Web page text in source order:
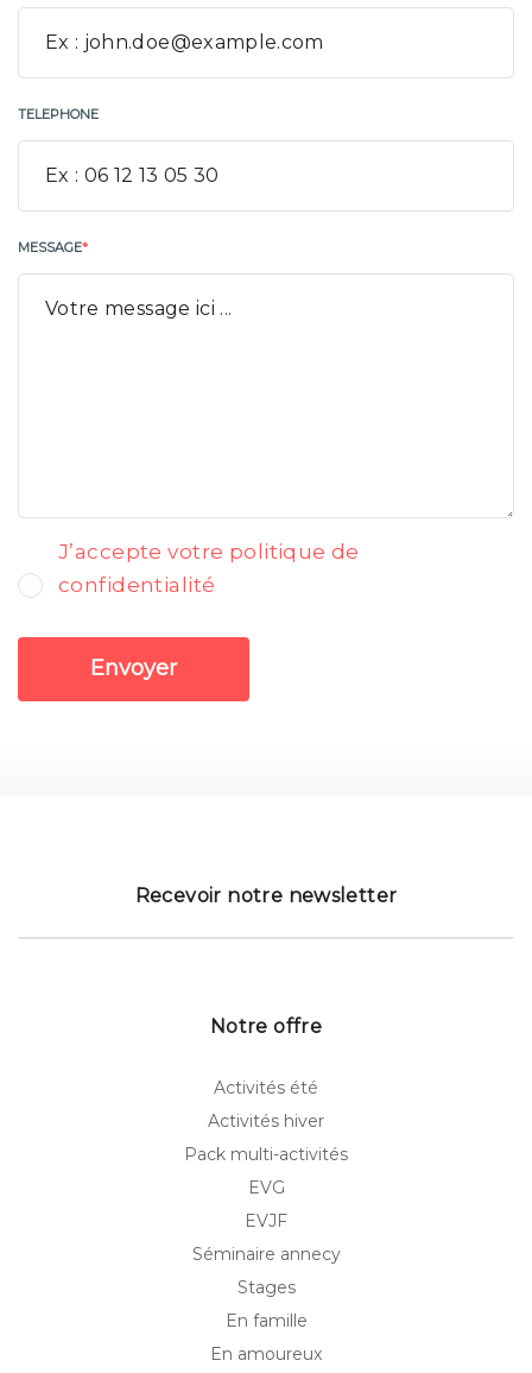
TELEPHONE
MESSAGE*
J’accepte votre politique de
confidentialité
Envoyer
Recevoir notre newsletter
Notre offre
Activités été
Activités hiver
Pack multi-activités
EVG
EVJF
Séminaire annecy
Stages
En famille
En amoureux